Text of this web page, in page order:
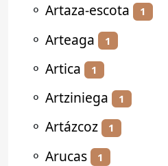
⚬ Artaza-escota 1
⚬ Arteaga 1
⚬ Artica 1
⚬ Artziniega 1
⚬ Artázcoz 1
⚬ Arucas 1